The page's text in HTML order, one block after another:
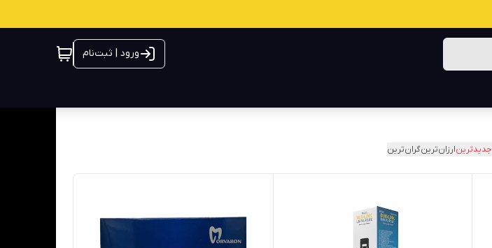
ورود | ثبت‌نام
جدیدترینارزان‌ترینگران‌ترین